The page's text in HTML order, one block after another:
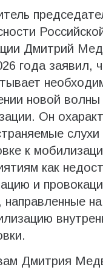
Дмитрий
года заявил,
новой волны
Он
слухи
к
как
и
направленные на
Дмитрия